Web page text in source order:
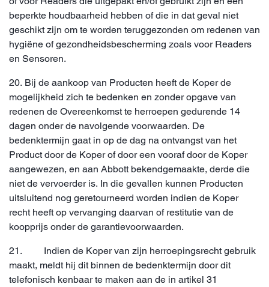
beperkte houdbaarheid hebben of die in dat geval niet
geschikt zijn om te worden teruggezonden om redenen van
hygiëne of gezondheidsbescherming zoals voor Readers
en Sensoren.
20. Bij de aankoop van Producten heeft de Koper de
mogelijkheid zich te bedenken en zonder opgave van
redenen de Overeenkomst te herroepen gedurende 14
dagen onder de navolgende voorwaarden. De
bedenktermijn gaat in op de dag na ontvangst van het
Product door de Koper of door een vooraf door de Koper
aangewezen, en aan Abbott bekendgemaakte, derde die
niet de vervoerder is. In die gevallen kunnen Producten
uitsluitend nog geretourneerd worden indien de Koper
recht heeft op vervanging daarvan of restitutie van de
koopprijs onder de garantievoorwaarden.
21. Indien de Koper van zijn herroepingsrecht gebruik
maakt, meldt hij dit binnen de bedenktermijn door dit
telefonisch kenbaar te maken aan de in artikel 31